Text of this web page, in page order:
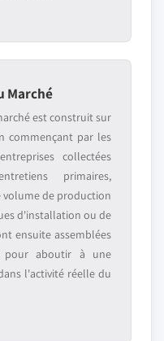
Marché
est construit sur
commençant par les
collectées
primaires,
volume de production
d'installation ou de
ensuite assemblées
pour aboutir à une
l'activité réelle du